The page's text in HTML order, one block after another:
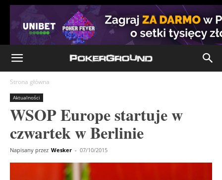
Strona główna
Aktualności
WSOP Europe startuje w
czwartek w Berlinie
Napisany przez Wesker - 07/10/2015